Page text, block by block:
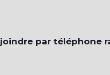
joindre par téléphone